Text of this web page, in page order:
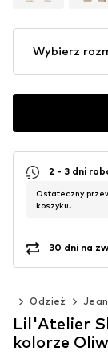
Wybierz
2 - 3 dni
Ostateczny
koszyku.
30 dni na
Odzież
Lil'Atelier
kolorze